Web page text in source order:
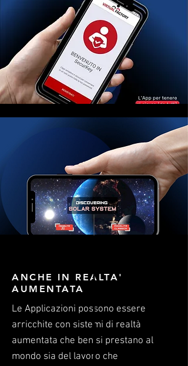
ANCHE IN REALTA'
AUMENTATA
Le Applicazioni possono essere
arricchite con sistemi di realtà
aumentata che ben si prestano al
mondo sia del lavoro che